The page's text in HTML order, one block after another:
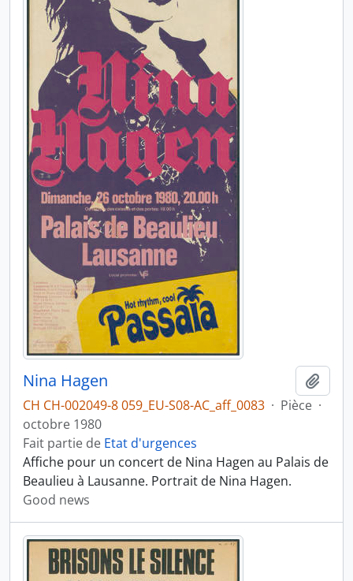
Nina Hagen
CH CH-002049-8 059_EU-S08-AC_aff_0083 · Pièce ·
octobre 1980
Fait partie de Etat d'urgences
Affiche pour un concert de Nina Hagen au Palais de
Beaulieu à Lausanne. Portrait de Nina Hagen.
Good news